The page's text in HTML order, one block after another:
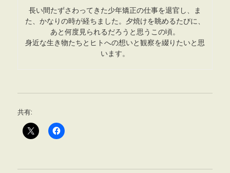
長い間たずさわってきた少年矯正の仕事を退官し、ま
た、かなりの時が経ちました。夕焼けを眺めるたびに、
あと何度見られるだろうと思うこの頃。
身近な生き物たちとヒトへの想いと観察を綴りたいと思
います。
共有: